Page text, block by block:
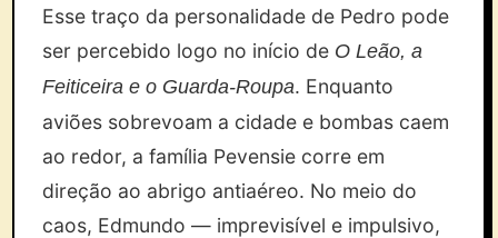
Esse traço da personalidade de Pedro pode
ser percebido logo no início de O Leão, a
Feiticeira e o Guarda-Roupa. Enquanto
aviões sobrevoam a cidade e bombas caem
ao redor, a família Pevensie corre em
direção ao abrigo antiaéreo. No meio do
caos, Edmundo — imprevisível e impulsivo,